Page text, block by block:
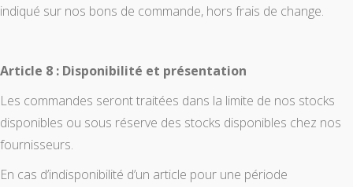
indiqué sur nos bons de commande, hors frais de change.
Article 8 : Disponibilité et présentation
Les commandes seront traitées dans la limite de nos stocks
disponibles ou sous réserve des stocks disponibles chez nos
fournisseurs.
En cas d’indisponibilité d’un article pour une période